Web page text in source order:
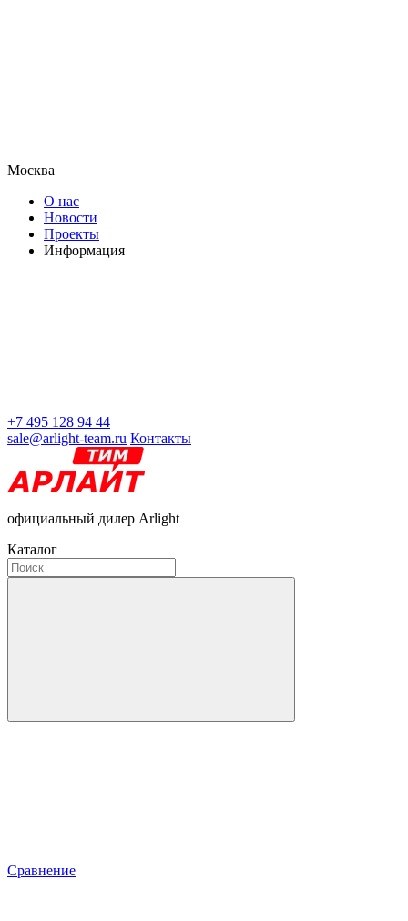
Москва
О нас
Новости
Проекты
Информация
+7 495 128 94 44
sale@arlight-team.ru Контакты
официальный дилер Arlight
Каталог
Сравнение